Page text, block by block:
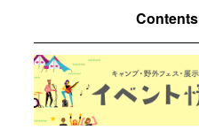
Contents